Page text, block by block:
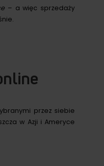
– a więc sprzedaży
przez siebie
w Azji i Ameryce